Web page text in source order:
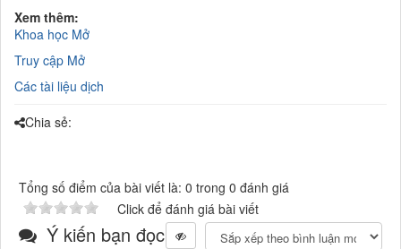
Xem thêm:
Khoa học Mở
Truy cập Mở
Các tài liệu dịch
Chia sẻ:
Tổng số điểm của bài viết là: 0 trong 0 đánh giá
Click để đánh giá bài viết
Ý kiến bạn đọc